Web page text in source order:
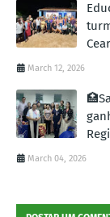
March 12, 2026
March 04, 2026